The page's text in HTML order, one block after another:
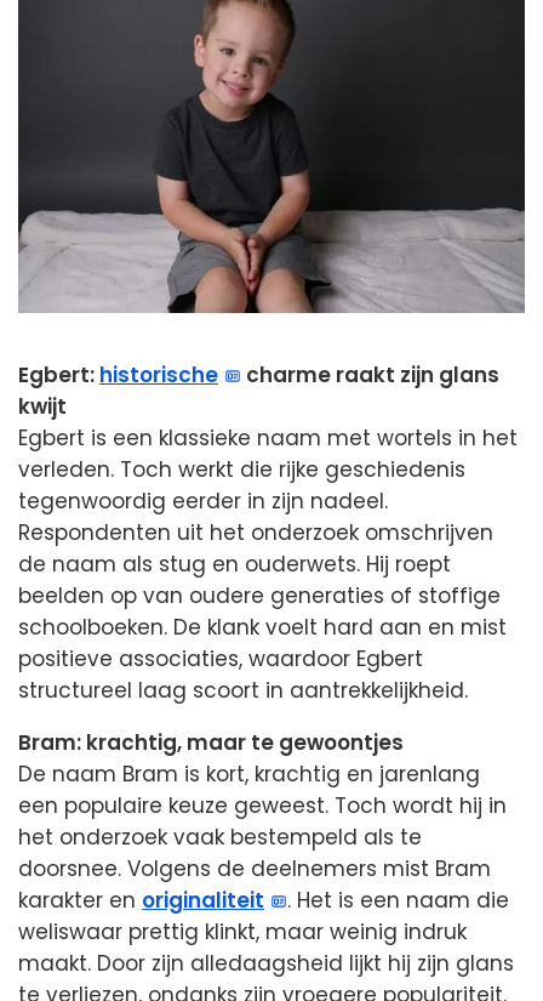
Egbert: historische
charme raakt zijn glans
kwijt
Egbert is een klassieke naam met wortels in het
verleden. Toch werkt die rijke geschiedenis
tegenwoordig eerder in zijn nadeel.
Respondenten uit het onderzoek omschrijven
de naam als stug en ouderwets. Hij roept
beelden op van oudere generaties of stoffige
schoolboeken. De klank voelt hard aan en mist
positieve associaties, waardoor Egbert
structureel laag scoort in aantrekkelijkheid.
Bram: krachtig, maar te gewoontjes
De naam Bram is kort, krachtig en jarenlang
een populaire keuze geweest. Toch wordt hij in
het onderzoek vaak bestempeld als te
doorsnee. Volgens de deelnemers mist Bram
karakter en originaliteit
. Het is een naam die
weliswaar prettig klinkt, maar weinig indruk
maakt. Door zijn alledaagsheid lijkt hij zijn glans
te verliezen, ondanks zijn vroegere populariteit.